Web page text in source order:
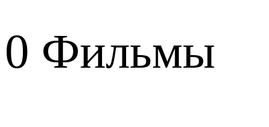
0 Фильмы